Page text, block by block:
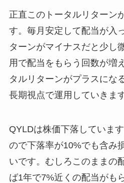
正直このトータルリターン
す。毎月安定して配当が入
ターンがマイナスだと少し
用で配当をもらう回数が増
タルリターンがプラスにな
長期視点で運用していきます
QYLDは株価下落していま
ので下落率が10%でも含み
いです。むしろこのままの
ば1年で7%近くの配当がも